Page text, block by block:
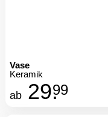
Vase
Keramik
ab 29.99